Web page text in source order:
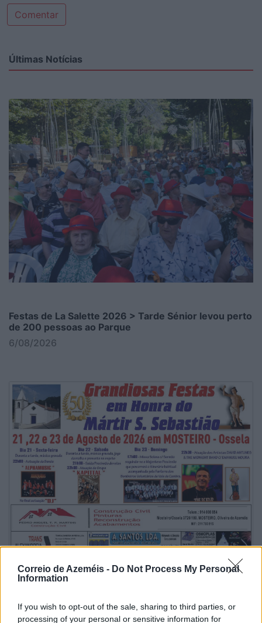
Correio de Azeméis - Do Not Process My Personal
Information
If you wish to opt-out of the sale, sharing to third parties, or
processing of your personal or sensitive information for
Comentar
Últimas Notícias
Festas de La Salette 2026 > Tarde Sénior levou perto
de 200 pessoas ao Parque
6/08/2026